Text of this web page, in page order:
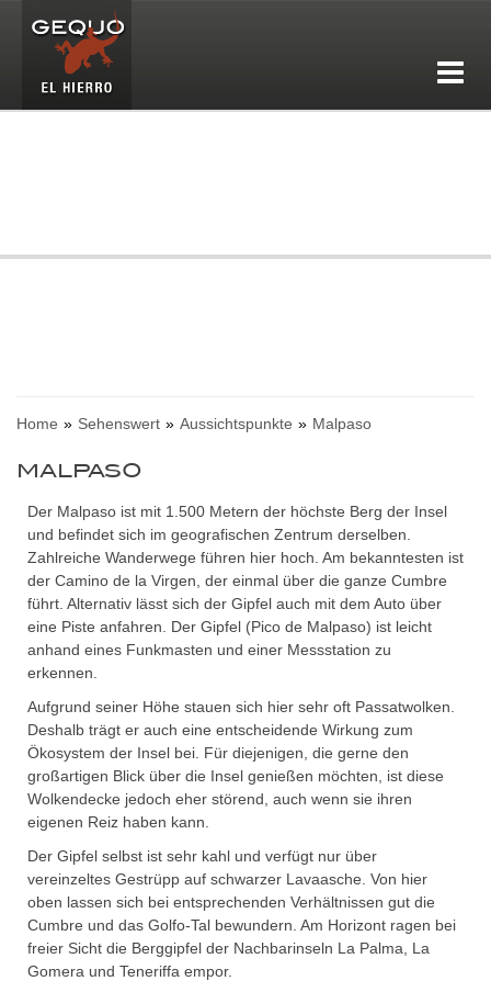
Home Sehenswert Aussichtspunkte Malpaso
MALPASO
Der Malpaso ist mit 1.500 Metern der höchste Berg der Insel
und befindet sich im geografischen Zentrum derselben.
Zahlreiche Wanderwege führen hier hoch. Am bekanntesten ist
der Camino de la Virgen, der einmal über die ganze Cumbre
führt. Alternativ lässt sich der Gipfel auch mit dem Auto über
eine Piste anfahren. Der Gipfel (Pico de Malpaso) ist leicht
anhand eines Funkmasten und einer Messstation zu
erkennen.
Aufgrund seiner Höhe stauen sich hier sehr oft Passatwolken.
Deshalb trägt er auch eine entscheidende Wirkung zum
Ökosystem der Insel bei. Für diejenigen, die gerne den
großartigen Blick über die Insel genießen möchten, ist diese
Wolkendecke jedoch eher störend, auch wenn sie ihren
eigenen Reiz haben kann.
Der Gipfel selbst ist sehr kahl und verfügt nur über
vereinzeltes Gestrüpp auf schwarzer Lavaasche. Von hier
oben lassen sich bei entsprechenden Verhältnissen gut die
Cumbre und das Golfo-Tal bewundern. Am Horizont ragen bei
freier Sicht die Berggipfel der Nachbarinseln La Palma, La
Gomera und Teneriffa empor.